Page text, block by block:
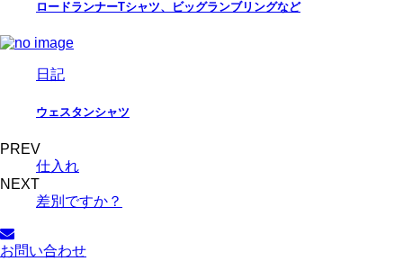
ロードランナーTシャツ、ビッグランブリングなど
日記
ウェスタンシャツ
PREV
仕入れ
NEXT
差別ですか？
お問い合わせ